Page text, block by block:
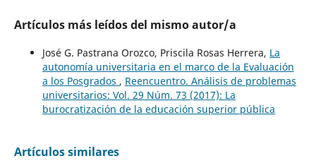
Artículos más leídos del mismo autor/a
José G. Pastrana Orozco, Priscila Rosas Herrera, La
autonomía universitaria en el marco de la Evaluación
a los Posgrados , Reencuentro. Análisis de problemas
universitarios: Vol. 29 Núm. 73 (2017): La
burocratización de la educación superior pública
Artículos similares